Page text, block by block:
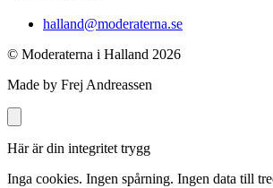
halland@moderaterna.se
© Moderaterna i Halland 2026
Made by Frej Andreassen
Här är din integritet trygg
Inga cookies. Ingen spårning. Ingen data till